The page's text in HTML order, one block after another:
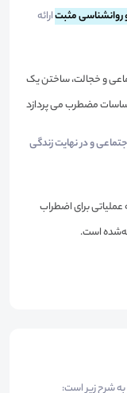
ارائه
و خجالت، ساختن یک
مضطرب می پردازد
و در نهایت زندگی
برای اضطراب
است.
شرح زیر است: